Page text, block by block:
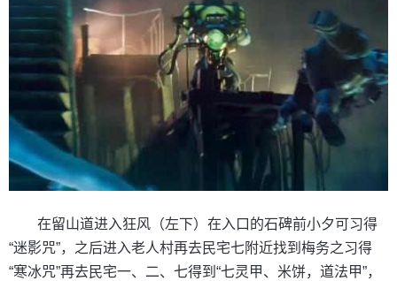
在留山道进入狂风（左下）在入口的石碑前小夕可习得
“迷影咒”，之后进入老人村再去民宅七附近找到梅务之习得
“寒冰咒”再去民宅一、二、七得到“七灵甲、米饼，道法甲”，